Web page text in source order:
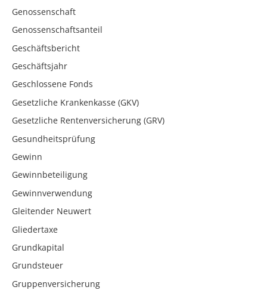
Genossenschaft
Genossenschaftsanteil
Geschäftsbericht
Geschäftsjahr
Geschlossene Fonds
Gesetzliche Krankenkasse (GKV)
Gesetzliche Rentenversicherung (GRV)
Gesundheitsprüfung
Gewinn
Gewinnbeteiligung
Gewinnverwendung
Gleitender Neuwert
Gliedertaxe
Grundkapital
Grundsteuer
Gruppenversicherung